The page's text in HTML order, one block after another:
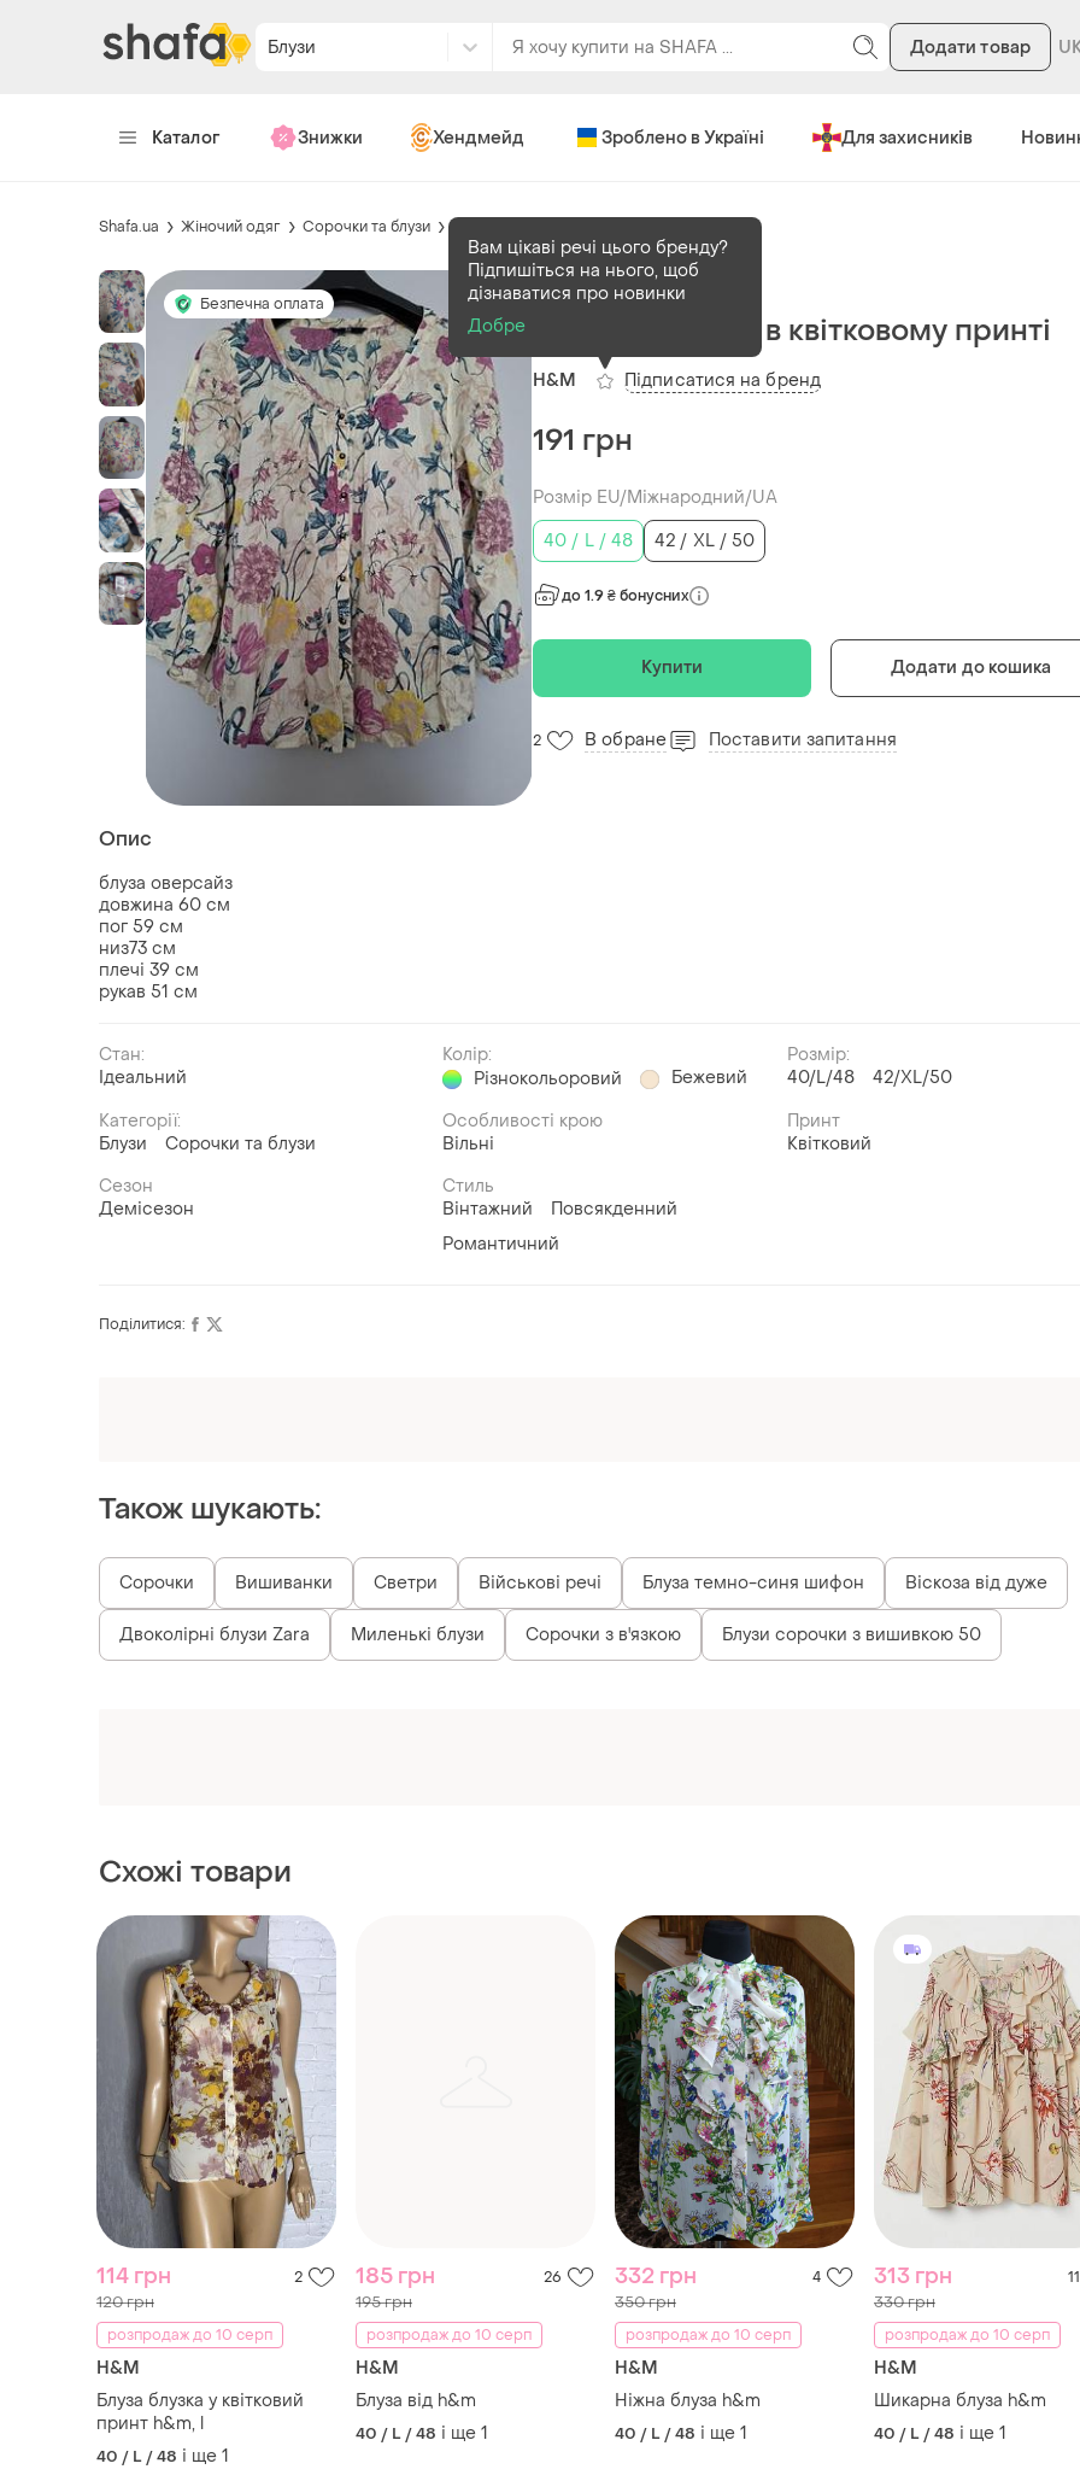
Блузи Додати товар
Каталог Знижки Хендмейд Зроблено в Україні Для захисників
Shafa.ua Жіночий одяг Сорочки та блузи
Безпечна оплата
В наявності1 шт
Котонова блуза в квітковому принті
H&M
Вам цікаві речі цього бренду?
Підпишіться на нього, щоб
дізнаватися про новинки
Добре
Підписатися на бренд
191 грн
Розмір EU/Міжнародний/UA
40 / L / 48
42 / XL / 50
до 1.9 ₴ бонусних
Купити Додати до кошика
2 В обране Поставити запитання
Опис
блуза оверсайз
довжина 60 см
пог 59 см
низ73 см
плечі 39 см
рукав 51 см
Стан:
Ідеальний
Колір:
Різнокольоровий
Бежевий
Розмір:
40/L/48
42/XL/50
Категорії:
Блузи
Сорочки та блузи
Особливості крою
Вільні
Принт
Квітковий
Сезон
Демісезон
Стиль
Вінтажний
Повсякденний
Романтичний
Поділитися:
Також шукають:
Сорочки Вишиванки Светри Військові речі Блуза темно-синя шифон Віскоза від дуже
Двоколірні блузи Zara Миленькі блузи Сорочки з в'язкою Блузи сорочки з вишивкою 50
114 грн 2
120 грн
розпродаж до 10 серп
H&M
Блуза блузка у квітковий
принт h&m, l
40 / L / 48 і ще 1
Блуза від h&m
40 / L / 48
332 грн 4
350 грн
розпродаж до 10 серп
H&M
Ніжна блуза h&m
40 / L / 48
313 грн 11
330 грн
розпродаж до 10 серп
H&M
Шикарна блуза h&m
40 / L / 48